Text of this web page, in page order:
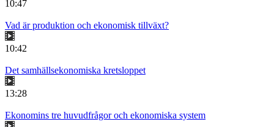
10:47
Vad är produktion och ekonomisk tillväxt?
10:42
Det samhällsekonomiska kretsloppet
13:28
Ekonomins tre huvudfrågor och ekonomiska system